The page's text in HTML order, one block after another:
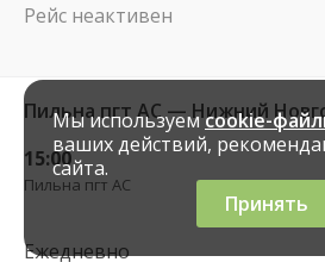
Рейс неактивен
15:00
Пильна пгт АС
Ежедневно
Мы используемcookie-
ваших действий,
сайта.
Принять